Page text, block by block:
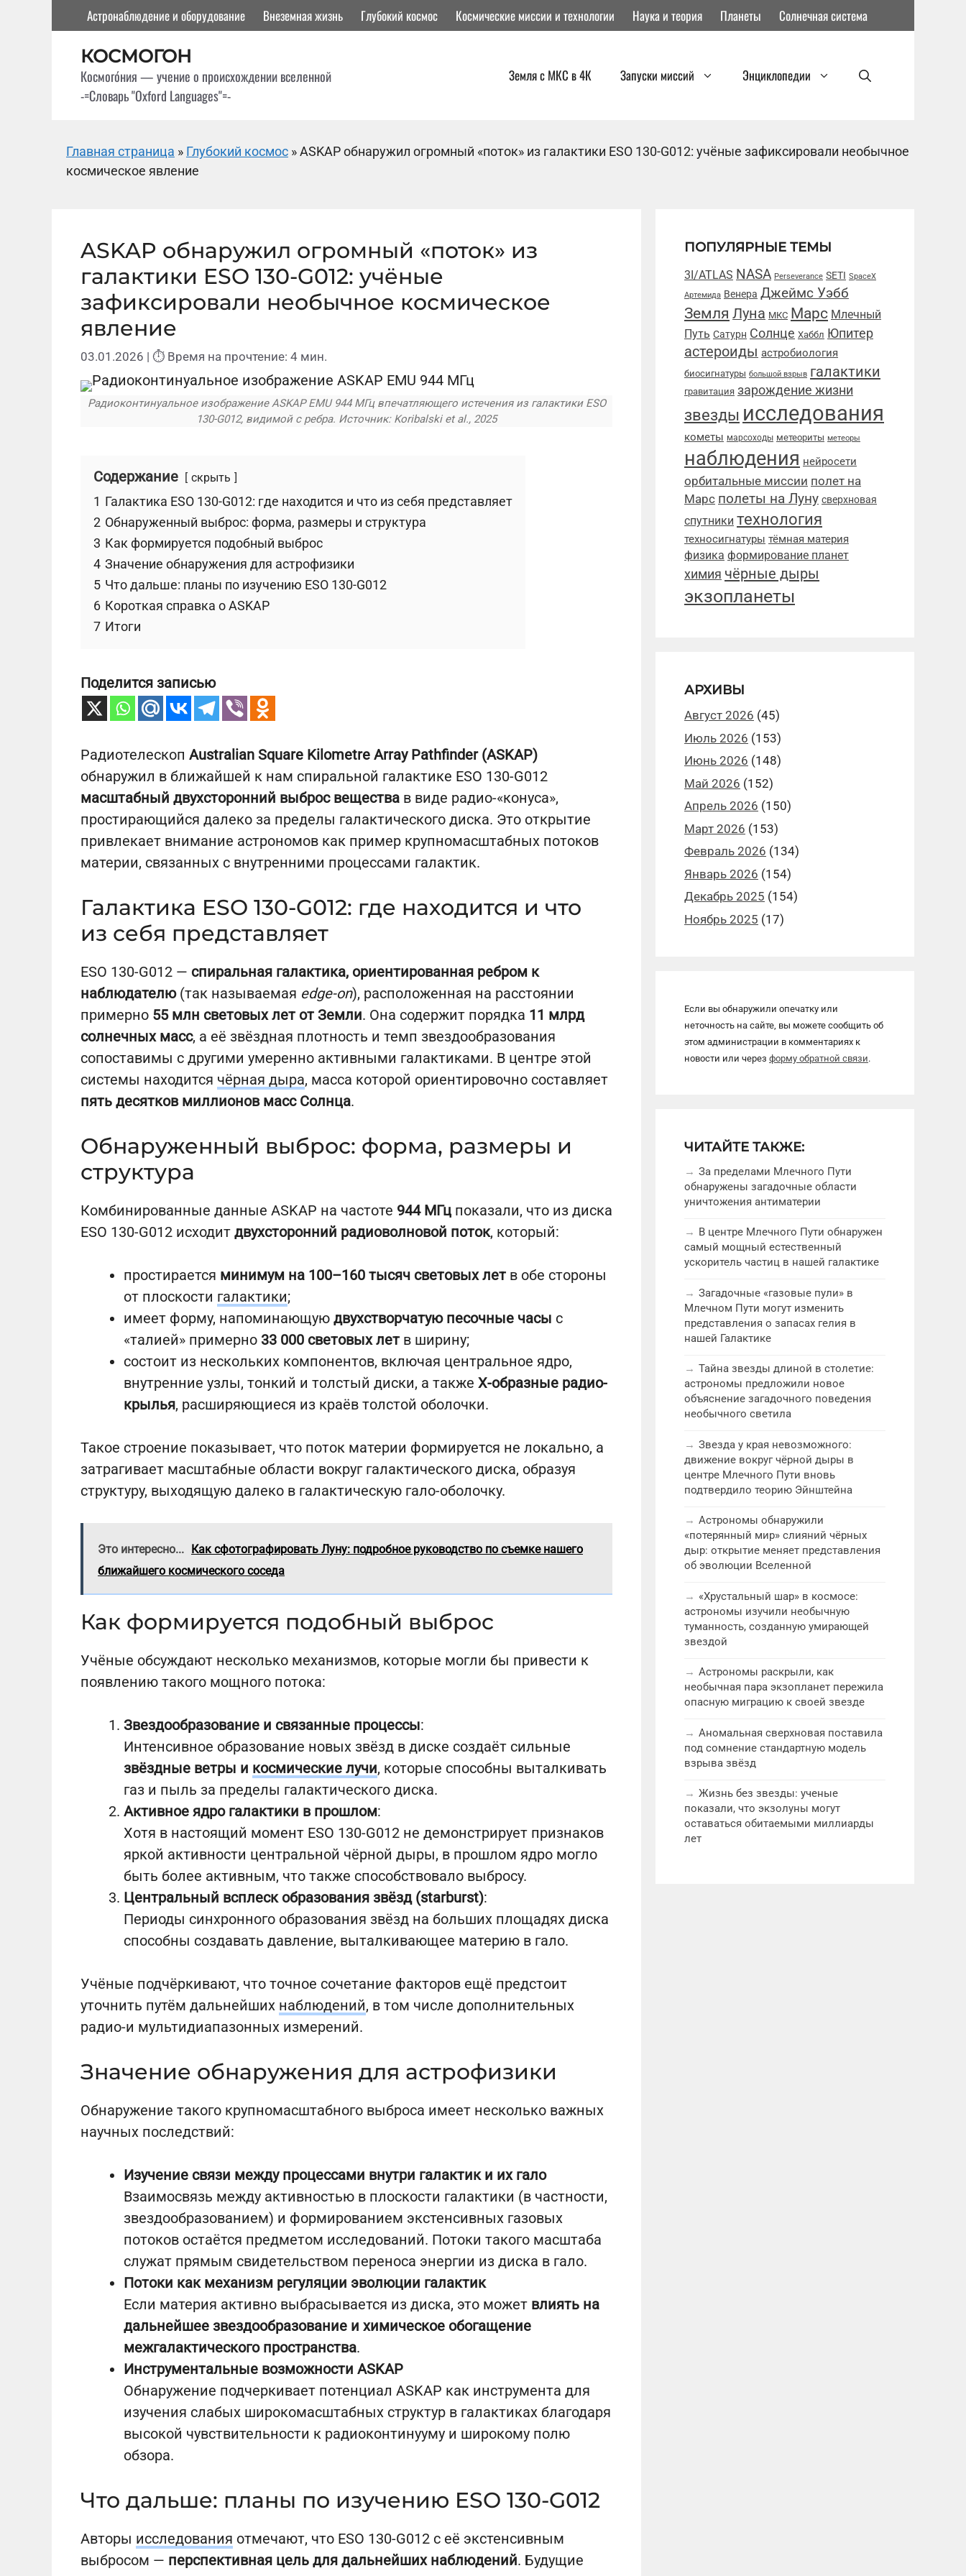
содержимому
Астронаблюдение и оборудование Внеземная жизнь Глубокий космос Космические миссии и технологии Наука и теория Планеты Солнечная система
КОСМОГОН
Космого́ния — учение о происхождении вселенной
-=Словарь "Oxford Languages"=-
Земля с МКС в 4К Запуски миссий Энциклопедии
Главная страница » Глубокий космос »ASKAP обнаружил огромный «поток» из галактики ESO 130-G012: учёные зафиксировали необычное
космическое явление
ASKAP обнаружил огромный «поток» из
галактики ESO 130-G012: учёные
зафиксировали необычное космическое
явление
03.01.2026 | ⏱ Время на прочтение: 4 мин.
Радиоконтинуальное изображение ASKAP EMU 944 МГц впечатляющего истечения из галактики ESO
130-G012, видимой с ребра. Источник: Koribalski et al., 2025
Содержание скрыть
1 Галaктика ESO 130-G012: где находится и что из себя представляет
2 Обнаруженный выброс: форма, размеры и структура
3 Как формируется подобный выброс
4 Значение обнаружения для астрофизики
5 Что дальше: планы по изучению ESO 130-G012
6 Короткая справка о ASKAP
7 Итоги
Поделится записью
Радиотелескоп Australian Square Kilometre Array Pathfinder (ASKAP)
обнаружил в ближайшей к нам спиральной галактике ESO 130-G012
масштабный двухсторонний выброс вещества в виде радио-«конуса»,
простирающийся далеко за пределы галактического диска. Это открытие
привлекает внимание астрономов как пример крупномасштабных потоков
материи, связанных с внутренними процессами галактик.
Галaктика ESO 130-G012: где находится и что
из себя представляет
ESO 130-G012 — спиральная галактика, ориентированная ребром к
наблюдателю(так называемая edge-on), расположенная на расстоянии
примерно 55 млн световых лет от Земли. Она содержит порядка 11 млрд
солнечных масс, а её звёздная плотность и темп звездообразования
сопоставимы с другими умеренно активными галактиками. В центре этой
системы находится чёрная дыра, масса которой ориентировочно составляет
пять десятков миллионов масс Солнца.
Обнаруженный выброс: форма, размеры и
структура
Комбинированные данные ASKAP на частоте 944 МГц показали, что из диска
ESO 130-G012 исходит двухсторонний радиоволновой поток, который:
простирается минимум на 100–160 тысяч световых лет в обе стороны
от плоскости галактики;
имеет форму, напоминающую двухстворчатую песочные часы с
«талией» примерно 33 000 световых лет в ширину;
состоит из нескольких компонентов, включая центральное ядро,
внутренние узлы, тонкий и толстый диски, а также X-образные радио-
крылья, расширяющиеся из краёв толстой оболочки.
Такое строение показывает, что поток материи формируется не локально, а
затрагивает масштабные области вокруг галактического диска, образуя
структуру, выходящую далеко в галактическую гало-оболочку.
Это интересно... Как сфотографировать Луну: подробное руководство по съемке нашего
ближайшего космического соседа
Как формируется подобный выброс
Учёные обсуждают несколько механизмов, которые могли бы привести к
появлению такого мощного потока:
Звездообразование и связанные процессы:
Интенсивное образование новых звёзд в диске создаёт сильные
звёздные ветры и космические лучи, которые способны выталкивать
газ и пыль за пределы галактического диска.
Активное ядро галактики в прошлом:
Хотя в настоящий момент ESO 130-G012 не демонстрирует признаков
яркой активности центральной чёрной дыры, в прошлом ядро могло
быть более активным, что также способствовало выбросу.
Центральный всплеск образования звёзд (starburst):
Периоды синхронного образования звёзд на больших площадях диска
способны создавать давление, выталкивающее материю в гало.
Учёные подчёркивают, что точное сочетание факторов ещё предстоит
уточнить путём дальнейших наблюдений, в том числе дополнительных
радио-и мультидиапазонных измерений.
Значение обнаружения для астрофизики
Обнаружение такого крупномасштабного выброса имеет несколько важных
научных последствий:
Изучение связи между процессами внутри галактик и их гало
Взаимосвязь между активностью в плоскости галактики (в частности,
звездообразованием) и формированием экстенсивных газовых
потоков остаётся предметом исследований. Потоки такого масштаба
служат прямым свидетельством переноса энергии из диска в гало.
Потоки как механизм регуляции эволюции галактик
Если материя активно выбрасывается из диска, это может влиять на
дальнейшее звездообразование и химическое обогащение
межгалактического пространства.
Инструментальные возможности ASKAP
Обнаружение подчеркивает потенциал ASKAP как инструмента для
изучения слабых широкомасштабных структур в галактиках благодаря
высокой чувствительности к радиоконтинууму и широкому полю
обзора.
Что дальше: планы по изучению ESO 130-G012
Авторы исследования отмечают, что ESO 130-G012 с её экстенсивным
выбросом — перспективная цель для дальнейших наблюдений. Будущие
ПОПУЛЯРНЫЕ ТЕМЫ
3I/ATLAS NASA Perseverance SETI SpaceX
Артемида Венера Джеймс Уэбб
Земля Луна МКС Марс Млечный
Путь Сатурн Солнце Хаббл Юпитер
астероиды астробиология
биосигнатуры большой взрыв галактики
гравитация зарождение жизни
звезды исследования
кометы марсоходы метеориты метеоры
наблюдения нейросети
орбитальные миссии полет на
Марс полеты на Луну сверхновая
спутники технология
техносигнатуры тёмная материя
физика формирование планет
химия чёрные дыры
экзопланеты
АРХИВЫ
Август 2026 (45)
Июль 2026 (153)
Июнь 2026 (148)
Май 2026 (152)
Апрель 2026 (150)
Март 2026 (153)
Февраль 2026 (134)
Январь 2026 (154)
Декабрь 2025 (154)
Ноябрь 2025 (17)
Если вы обнаружили опечатку или
неточность на сайте, вы можете сообщить об
этом администрации в комментариях к
новости или через форму обратной связи.
ЧИТАЙТЕ ТАКЖЕ:
За пределами Млечного Пути
обнаружены загадочные области
уничтожения антиматерии
В центре Млечного Пути обнаружен
самый мощный естественный
ускоритель частиц в нашей галактике
Загадочные «газовые пули» в
Млечном Пути могут изменить
представления о запасах гелия в
нашей Галактике
Тайна звезды длиной в столетие:
астрономы предложили новое
объяснение загадочного поведения
необычного светила
Звезда у края невозможного:
движение вокруг чёрной дыры в
центре Млечного Пути вновь
подтвердило теорию Эйнштейна
Астрономы обнаружили
«потерянный мир» слияний чёрных
дыр: открытие меняет представления
об эволюции Вселенной
«Хрустальный шар» в космосе:
астрономы изучили необычную
туманность, созданную умирающей
звездой
Астрономы раскрыли, как
необычная пара экзопланет пережила
опасную миграцию к своей звезде
Аномальная сверхновая поставила
под сомнение стандартную модель
взрыва звёзд
Жизнь без звезды: ученые
показали, что экзолуны могут
оставаться обитаемыми миллиарды
лет